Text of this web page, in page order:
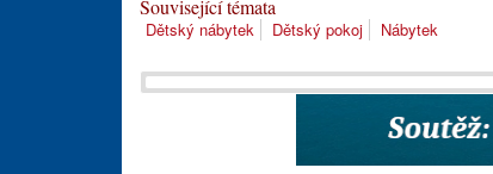
Související témata
Dětský nábytek Dětský pokoj Nábytek